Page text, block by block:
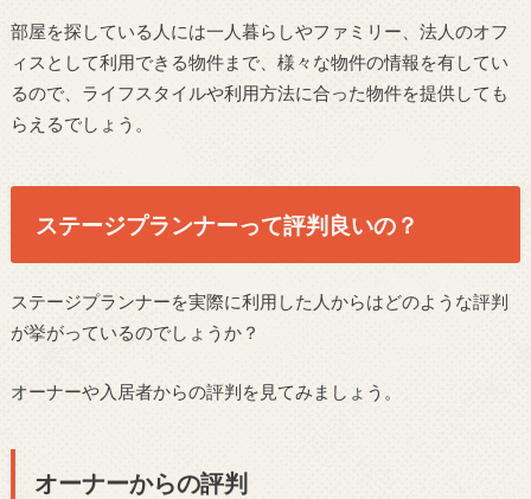
部屋を探している人には一人暮らしやファミリー、法人のオフ
ィスとして利用できる物件まで、様々な物件の情報を有してい
るので、ライフスタイルや利用方法に合った物件を提供しても
らえるでしょう。
ステージプランナーって評判良いの？
ステージプランナーを実際に利用した人からはどのような評判
が挙がっているのでしょうか？
オーナーや入居者からの評判を見てみましょう。
オーナーからの評判